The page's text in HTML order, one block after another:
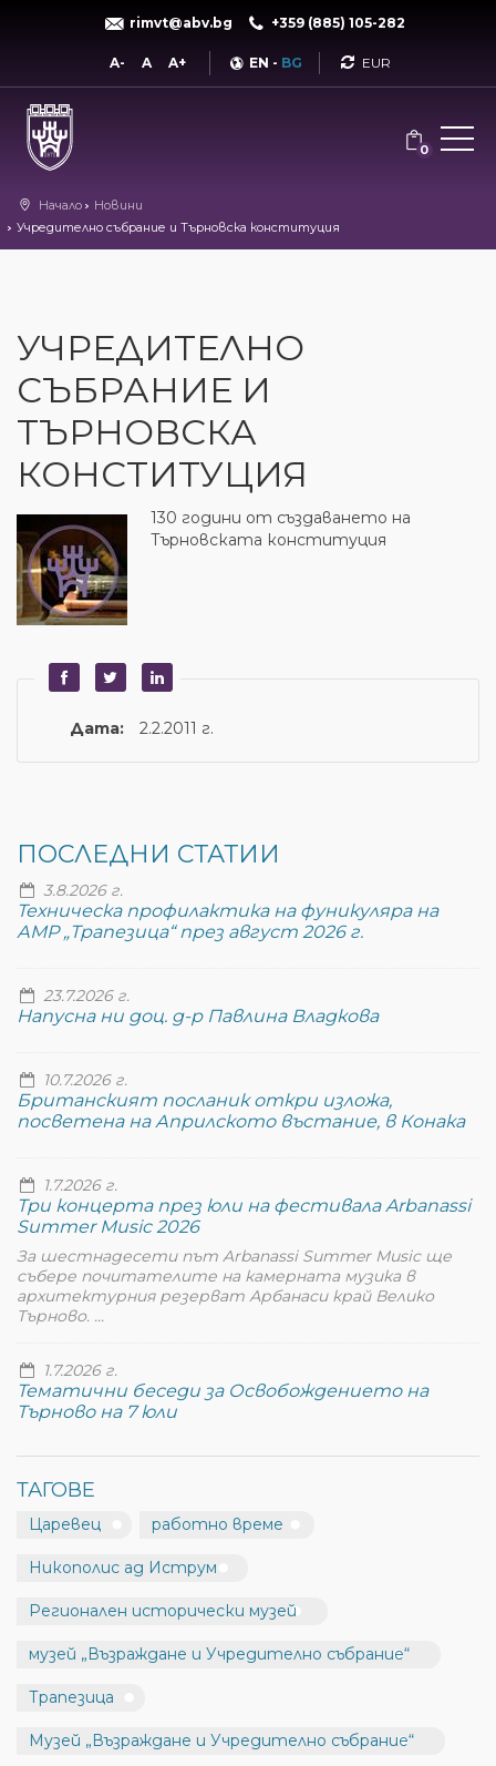
rimvt@abv.bg +359 (885) 105-282
A- A A+ EN - BG Currency
0
Начало
Новини
Учредително събрание и Търновска конституция
УЧРЕДИТЕЛНО
СЪБРАНИЕ И
ТЪРНОВСКА
КОНСТИТУЦИЯ
130 години от създаването на
Търновската конституция
Дата: 2.2.2011 г.
ПОСЛЕДНИ СТАТИИ
3.8.2026 г.
Техническа профилактика на фуникуляра на
АМР „Трапезица“ през август 2026 г.
23.7.2026 г.
Напусна ни доц. д-р Павлина Владкова
10.7.2026 г.
Британският посланик откри изложа,
посветена на Априлското въстание, в Конака
1.7.2026 г.
Три концерта през юли на фестивала Arbanassi
Summer Music 2026
За шестнадесети път Arbanassi Summer Music ще
събере почитателите на камерната музика в
архитектурния резерват Арбанаси край Велико
Търново. ...
1.7.2026 г.
Тематични беседи за Освобождението на
Търново на 7 юли
ТАГОВЕ
Царевец работно време
Никополис ад Иструм
Регионален исторически музей
музей „Възраждане и Учредително събрание“
Трапезица
Музей „Възраждане и Учредително събрание“